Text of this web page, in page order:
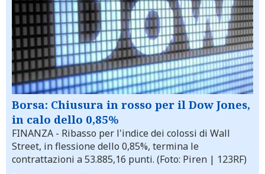
Borsa: Chiusura in rosso per il Dow Jones,
in calo dello 0,85%
FINANZA - Ribasso per l'indice dei colossi di Wall
Street, in flessione dello 0,85%, termina le
contrattazioni a 53.885,16 punti. (Foto: Piren | 123RF)